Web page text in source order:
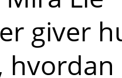
giver
hvordan